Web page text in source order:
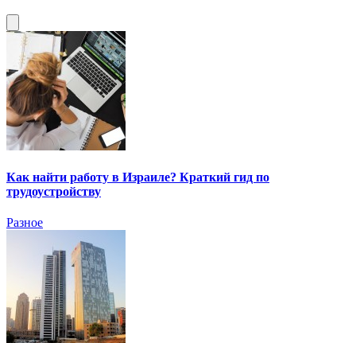
Как найти работу в Израиле? Краткий гид по
трудоустройству
Разное